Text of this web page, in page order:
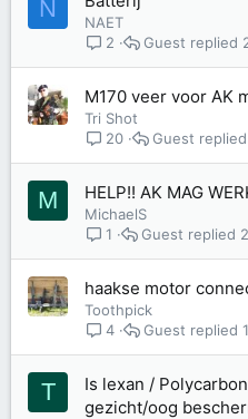
N
NAET
2
Guest
M170 veer voor AK
Tri Shot
20
Guest
M HELP!! AK MAG
MichaelS
1
Guest
haakse motor
Toothpick
4
Guest
T
Is lexan /
gezicht/oog